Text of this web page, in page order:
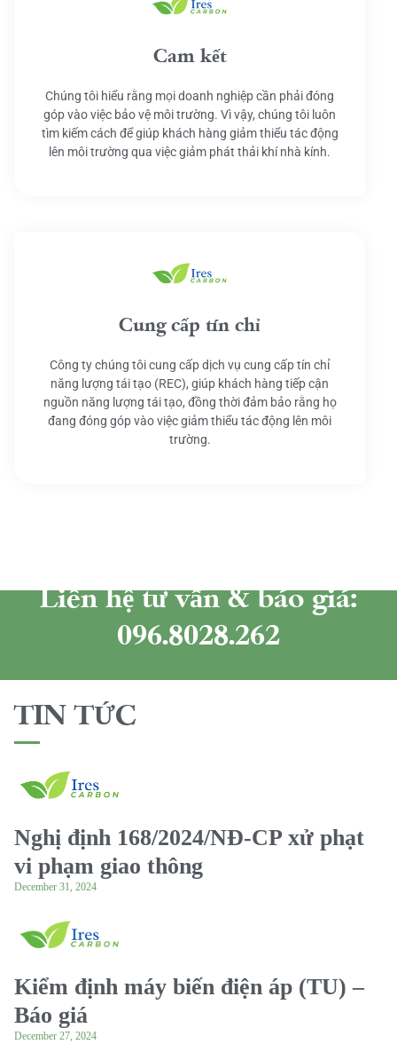
Cam kết
Chúng tôi hiểu rằng mọi doanh nghiệp cần phải đóng
góp vào việc bảo vệ môi trường. Vì vậy, chúng tôi luôn
tìm kiếm cách để giúp khách hàng giảm thiểu tác động
lên môi trường qua việc giảm phát thải khí nhà kính.
Cung cấp tín chỉ
Công ty chúng tôi cung cấp dịch vụ cung cấp tín chỉ
năng lượng tái tạo (REC), giúp khách hàng tiếp cận
nguồn năng lượng tái tạo, đồng thời đảm bảo rằng họ
đang đóng góp vào việc giảm thiểu tác động lên môi
trường.
Liên hệ tư vấn & báo giá:
096.8028.262
TIN TỨC
Nghị định 168/2024/NĐ-CP xử phạt
vi phạm giao thông
December 31, 2024
Kiểm định máy biến điện áp (TU) –
Báo giá
December 27, 2024